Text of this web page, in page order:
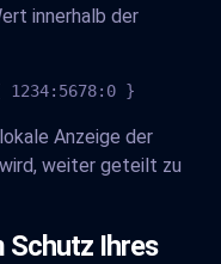
innerhalb der
1234:5678:0 }
Anzeige der
weiter geteilt zu
Schutz Ihres